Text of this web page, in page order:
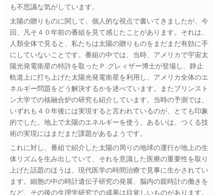
も不思議な気がしています。
太陽の贈りものに関して、個人的な視点で書いてきましたが、今
回、凡そ４０年前の番組を見て感じたことがあります。それは、
人類全体で見ると、私たちは太陽の贈りものをまだまだ有効に手
にしていないことです。番組の中では、当時、アメリカで宇宙太
陽光発電衛星の特許を取ったＰ.グレィザー博士が登場し、静止
軌道上に打ち上げた太陽光発電衛星を利用し、アメリカ全体のエ
ネルギー問題をどう解決するかを述べています。またプリンスト
ン大学での核融合炉の研究も紹介しています。当時の予測では、
いずれも４０年後には実現すると言われているのが、とても印象
的でした。地上で太陽のエネルギーを使う、あるいは、つくる技
術の実現にはまだまだ課題があるようです。
これに対し、番組で紹介した太陽の周りの地球の運行が地上の生
体リズムを生み出していて、それを意識した医療の重要性を取り
上げた話題のほうは、現代医学の時間治療で見事に生かされてい
ます。細胞の中の時計遺伝子研究の発展、脳内の親時計の働きを
など、その後の生理学研究での成果は目覚しいものがあります。